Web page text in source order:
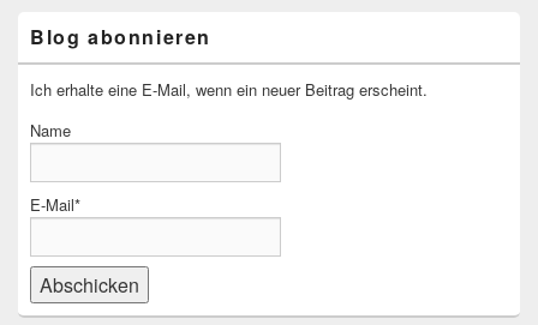
Blog abonnieren
Ich erhalte eine E-Mail, wenn ein neuer Beitrag erscheint.
Name
E-Mail*